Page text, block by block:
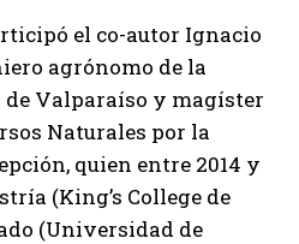
el co-autor Ignacio
agrónomo de la
Valparaíso y magíster
Naturales por la
quien entre 2014 y
(King’s College de
(Universidad de